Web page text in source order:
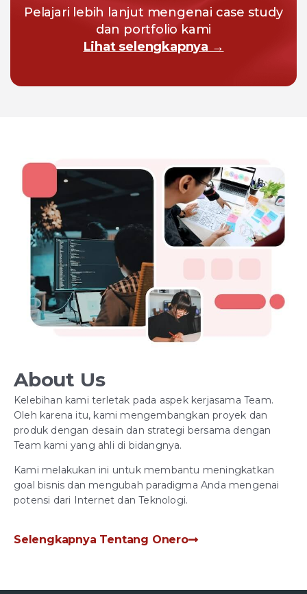
Pelajari lebih lanjut mengenai case study
dan portfolio kami
Lihat selengkapnya →
About Us
Kelebihan kami terletak pada aspek kerjasama Team.
Oleh karena itu, kami mengembangkan proyek dan
produk dengan desain dan strategi bersama dengan
Team kami yang ahli di bidangnya.
Kami melakukan ini untuk membantu meningkatkan
goal bisnis dan mengubah paradigma Anda mengenai
potensi dari Internet dan Teknologi.
Selengkapnya Tentang Onero